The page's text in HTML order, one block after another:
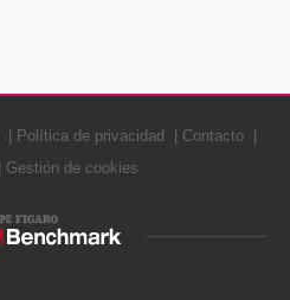
Política de privacidad
Contacto
Gestión de cookies